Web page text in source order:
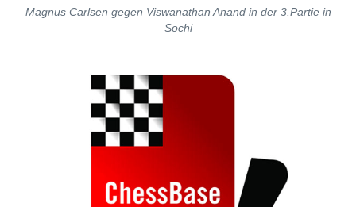
Magnus Carlsen gegen Viswanathan Anand in der 3.Partie in
Sochi